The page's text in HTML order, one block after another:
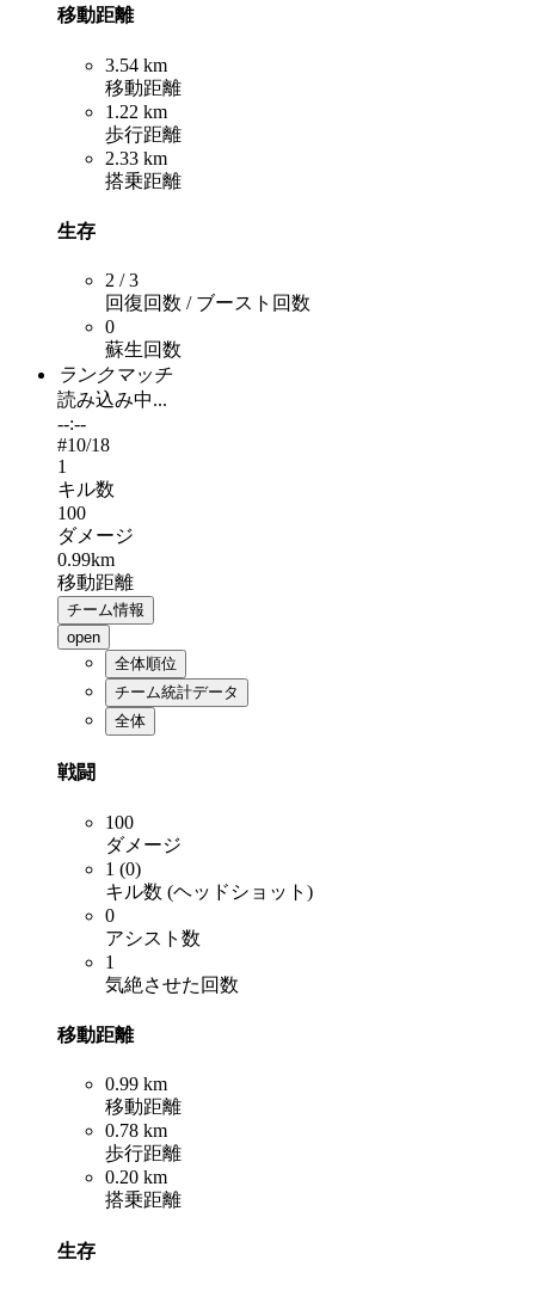
移動距離
3.54 km
移動距離
1.22 km
歩行距離
2.33 km
搭乗距離
生存
2 / 3
回復回数 / ブースト回数
0
蘇生回数
ランクマッチ
読み込み中...
--:--
#10/18
1
キル数
100
ダメージ
0.99km
移動距離
チーム情報
open
全体順位
チーム統計データ
全体
戦闘
100
ダメージ
1 (0)
キル数 (ヘッドショット)
0
アシスト数
1
気絶させた回数
移動距離
0.99 km
移動距離
0.78 km
歩行距離
0.20 km
搭乗距離
生存